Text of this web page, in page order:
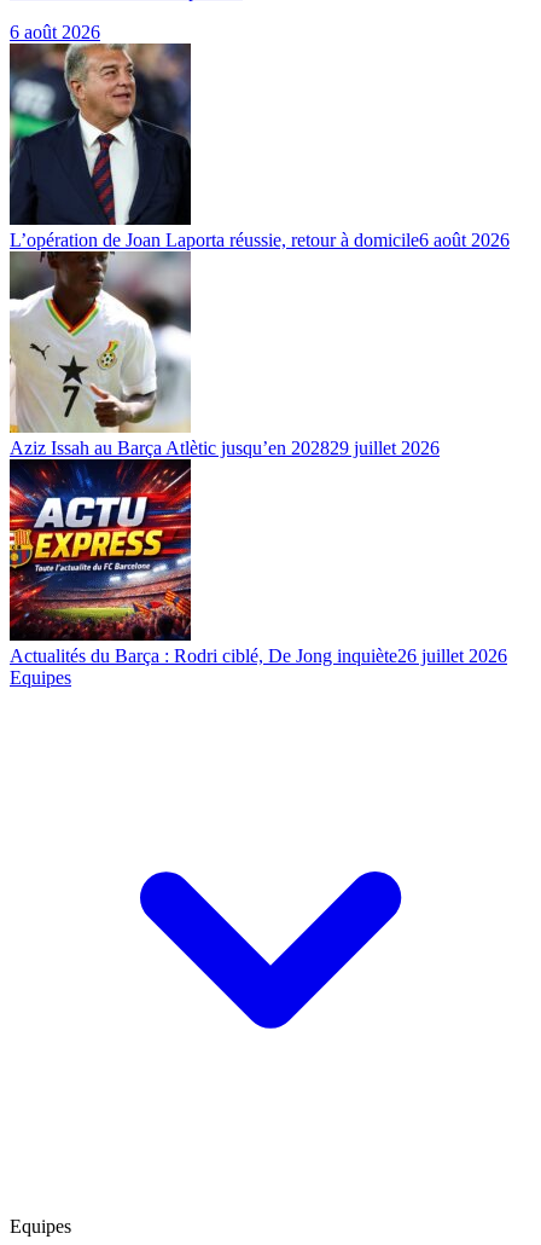
6 août 2026
L’opération de Joan Laporta réussie, retour à domicile6 août 2026
Aziz Issah au Barça Atlètic jusqu’en 202829 juillet 2026
Actualités du Barça : Rodri ciblé, De Jong inquiète26 juillet 2026
Equipes
Equipes